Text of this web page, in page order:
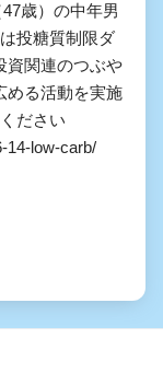
歳）の中年男
投糖質制限ダ
資関連のつぶや
める活動を実施
ださい
14-low-carb/